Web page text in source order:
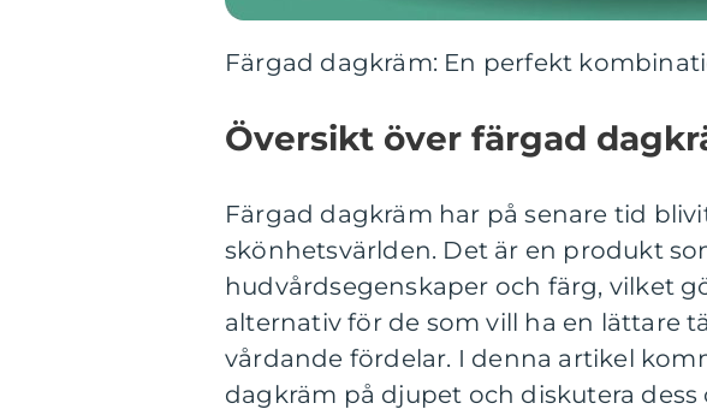
Färgad dagkräm: En perfekt
Översikt över färgad
Färgad dagkräm har på senare tid
skönhetsvärlden. Det är en produkt
hudvårdsegenskaper och färg, vilket
alternativ för de som vill ha en lättare
vårdande fördelar. I denna artikel
dagkräm på djupet och diskutera